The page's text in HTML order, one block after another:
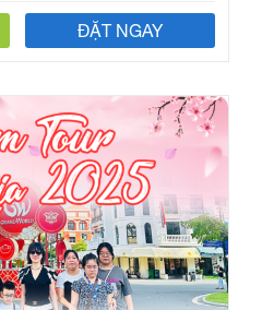
ĐẶT NGAY